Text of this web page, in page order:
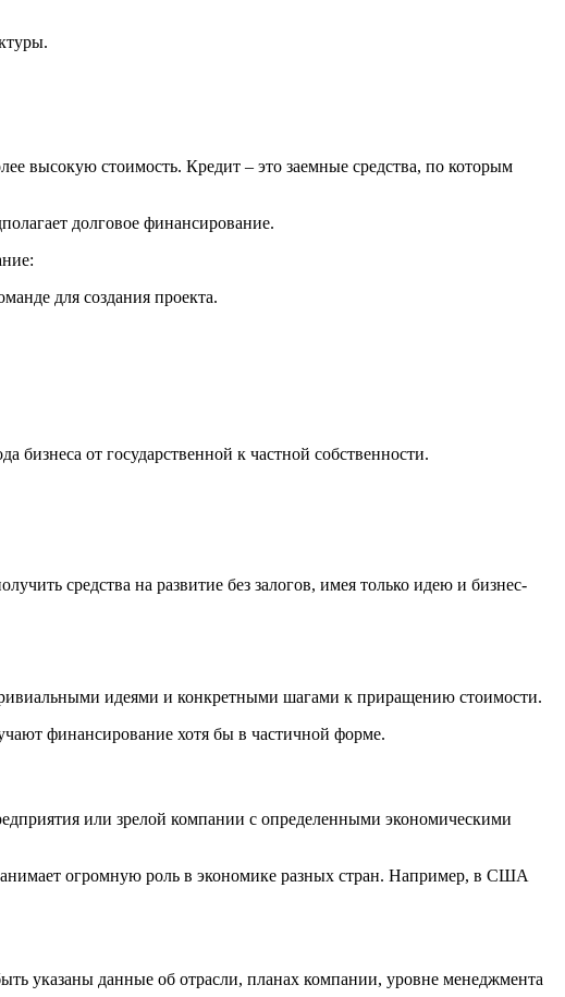
высокую стоимость. Кредит – это заемные средства, по которым
долговое финансирование.
для создания проекта.
от государственной к частной собственности.
средства на развитие без залогов, имея только идею и бизнес-
идеями и конкретными шагами к приращению стоимости.
финансирование хотя бы в частичной форме.
или зрелой компании с определенными экономическими
огромную роль в экономике разных стран. Например, в США
указаны данные об отрасли, планах компании, уровне менеджмента